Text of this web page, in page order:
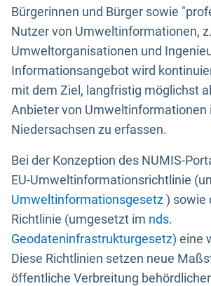
Bürgerinnen und Bürger sowie
Nutzer von Umweltinformationen,
Umweltorganisationen und
Informationsangebot wird
mit dem Ziel, langfristig möglichst
Anbieter von Umweltinformationen
Niedersachsen zu erfassen.
Bei der Konzeption des NUMIS-
EU-Umweltinformationsrichtlinie
Umweltinformationsgesetz) sowie
Richtlinie (umgesetzt im nds.
Geodateninfrastrukturgesetz) eine
Diese Richtlinien setzen neue
öffentliche Verbreitung behördlicher